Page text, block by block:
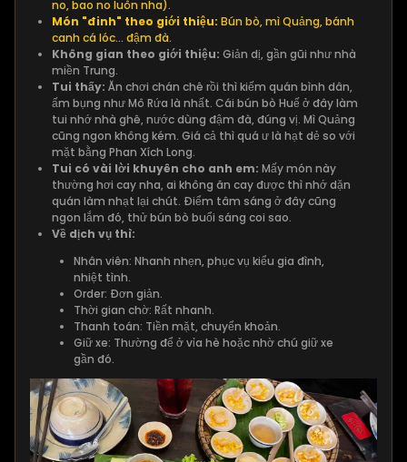
no, bao no luôn nha).
Món "đinh" theo giới thiệu: Bún bò, mì Quảng, bánh
canh cá lóc... đậm đà.
Không gian theo giới thiệu: Giản dị, gần gũi như nhà
miền Trung.
Tui thấy: Ăn chơi chán chê rồi thì kiếm quán bình dân,
ấm bụng như Mô Rứa là nhất. Cái bún bò Huế ở đây làm
tui nhớ nhà ghê, nước dùng đậm đà, đúng vị. Mì Quảng
cũng ngon không kém. Giá cả thì quá ư là hạt dẻ so với
mặt bằng Phan Xích Long.
Tui có vài lời khuyên cho anh em: Mấy món này
thường hơi cay nha, ai không ăn cay được thì nhớ dặn
quán làm nhạt lại chút. Điểm tâm sáng ở đây cũng
ngon lắm đó, thử bún bò buổi sáng coi sao.
Về dịch vụ thì:
Nhân viên: Nhanh nhẹn, phục vụ kiểu gia đình,
nhiệt tình.
Order: Đơn giản.
Thời gian chờ: Rất nhanh.
Thanh toán: Tiền mặt, chuyển khoản.
Giữ xe: Thường để ở vỉa hè hoặc nhờ chú giữ xe
gần đó.